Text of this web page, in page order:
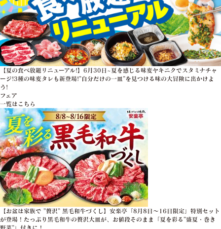
【夏の食べ放題リニューアル!】6月30日~夏を感じる味変ヤキニクでスタミナチャ
ージ!3種の味変タレも新登場!”自分だけの一皿”を見つける味の大冒険に出かけよ
う!
フェア
一覧はこちら
【お盆は家族で ”贅沢” 黒毛和牛づくし】安楽亭「8月8日～16日限定」特別セット
が登場！たっぷり黒毛和牛の贅沢大皿が、お値段そのまま「夏を彩る”盛夏・巻き
野菜”」付きに！